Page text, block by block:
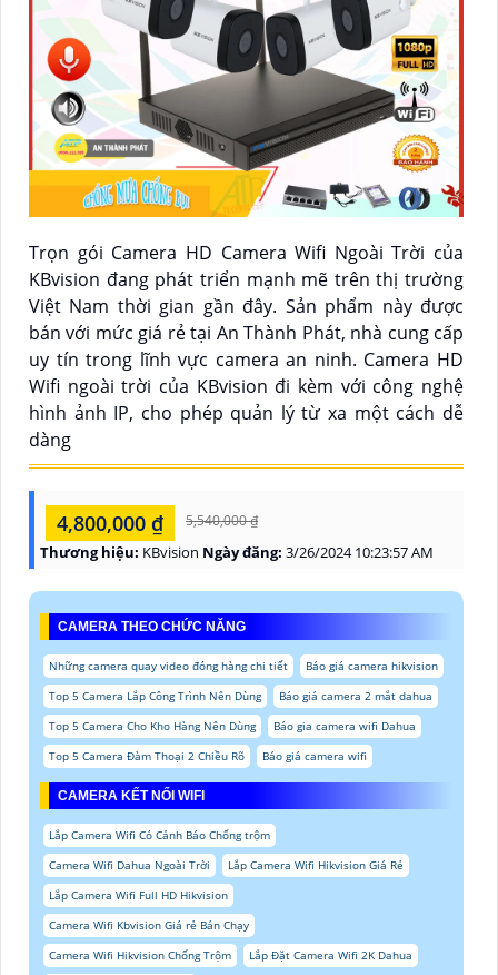
Trọn gói Camera HD Camera Wifi Ngoài Trời của
KBvision đang phát triển mạnh mẽ trên thị trường
Việt Nam thời gian gần đây. Sản phẩm này được
bán với mức giá rẻ tại An Thành Phát, nhà cung cấp
uy tín trong lĩnh vực camera an ninh. Camera HD
Wifi ngoài trời của KBvision đi kèm với công nghệ
hình ảnh IP, cho phép quản lý từ xa một cách dễ
dàng
4,800,000 ₫ 5,540,000 ₫
Thương hiệu: KBvision Ngày đăng: 3/26/2024 10:23:57 AM
CAMERA THEO CHỨC NĂNG
Những camera quay video đóng hàng chi tiết
Báo giá camera hikvision
Top 5 Camera Lắp Công Trình Nên Dùng
Báo giá camera 2 mắt dahua
Top 5 Camera Cho Kho Hàng Nên Dùng
Báo gia camera wifi Dahua
Top 5 Camera Đàm Thoại 2 Chiều Rõ
Báo giá camera wifi
CAMERA KẾT NỐI WIFI
Lắp Camera Wifi Có Cảnh Báo Chống trộm
Camera Wifi Dahua Ngoài Trời
Lắp Camera Wifi Hikvision Giá Rẻ
Lắp Camera Wifi Full HD Hikvision
Camera Wifi Kbvision Giá rẻ Bán Chạy
Camera Wifi Hikvision Chống Trộm
Lắp Đặt Camera Wifi 2K Dahua